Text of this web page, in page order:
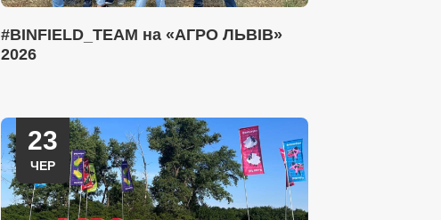
#BINFIELD_TEAM на «АГРО ЛЬВІВ»
2026
23
ЧЕР